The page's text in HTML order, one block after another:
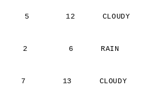
5        12      CLOUDY
2         6      RAIN
7        13      CLOUDY